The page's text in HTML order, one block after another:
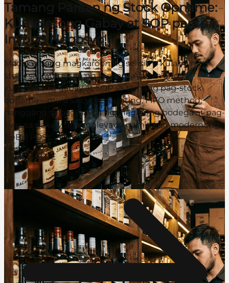
Tamang Paraan ng Stock Opname:
Kumpletong Gabay at SOP para sa
Inyong Negosyo!
Madalas bang magkaroon ng selisih o kulang na
stock sa katapusan ng buwan? Alamin ang
kumpletong gabay at SOP sa tamang pag-stock
opname—mula sa cycle counting, FIFO method,
hanggang sa pag-aayos ng magulong bodega at pag-
iwas sa nakaw ng empleyado gamit ang modernong
ReBill POS.
READ MORE